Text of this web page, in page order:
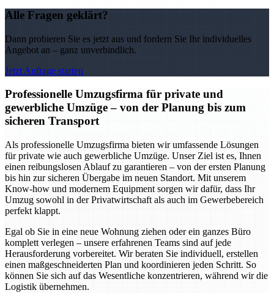
Alle Fragen geklärt?
Dann probieren Sie es jetzt aus und fordern Sie Ihr individuelles
Angebot an – ganz unverbindlich.
Jetzt Anfrage starten
Professionelle Umzugsfirma für private und
gewerbliche Umzüge – von der Planung bis zum
sicheren Transport
Als professionelle Umzugsfirma bieten wir umfassende Lösungen
für private wie auch gewerbliche Umzüge. Unser Ziel ist es, Ihnen
einen reibungslosen Ablauf zu garantieren – von der ersten Planung
bis hin zur sicheren Übergabe im neuen Standort. Mit unserem
Know-how und modernem Equipment sorgen wir dafür, dass Ihr
Umzug sowohl in der Privatwirtschaft als auch im Gewerbebereich
perfekt klappt.
Egal ob Sie in eine neue Wohnung ziehen oder ein ganzes Büro
komplett verlegen – unsere erfahrenen Teams sind auf jede
Herausforderung vorbereitet. Wir beraten Sie individuell, erstellen
einen maßgeschneiderten Plan und koordinieren jeden Schritt. So
können Sie sich auf das Wesentliche konzentrieren, während wir die
Logistik übernehmen.